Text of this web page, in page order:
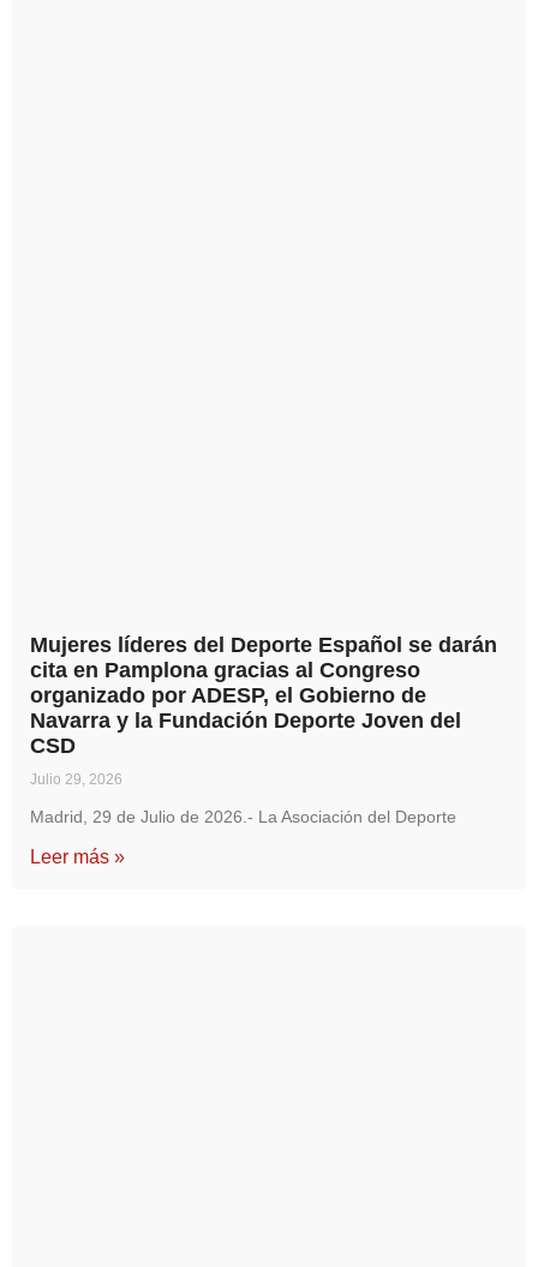
Mujeres líderes del Deporte Español se darán
cita en Pamplona gracias al Congreso
organizado por ADESP, el Gobierno de
Navarra y la Fundación Deporte Joven del
CSD
Julio 29, 2026
Madrid, 29 de Julio de 2026.- La Asociación del Deporte
Leer más »